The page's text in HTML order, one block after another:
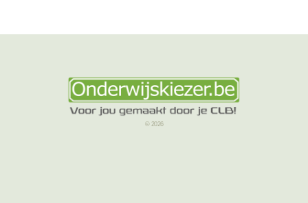
© 2026